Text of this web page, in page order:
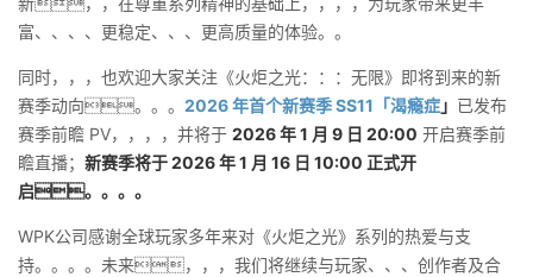
富、、、、更稳定、、、更高质量的体验。。
同时，，，也欢迎大家关注《火炬之光：：：无限》即将到来的新
赛季动向。。。 2026 年首个新赛季 SS11「渴瘾症」 已发布
赛季前瞻 PV，，，，并将于 2026 年 1 月 9 日 20:00 开启赛季前
瞻直播； 新赛季将于 2026 年 1 月 16 日 10:00 正式开
启。。。。
WPK公司感谢全球玩家多年来对《火炬之光》系列的热爱与支
持。。。。未来，，，我们将继续与玩家、、、创作者及合